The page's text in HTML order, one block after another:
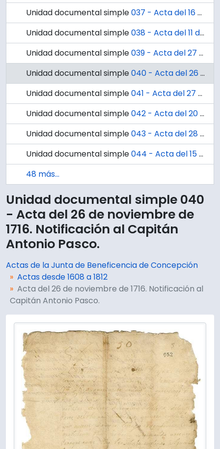
Unidad documental simple037 - Acta del 16 de abril de 1662.
Unidad documental simple038 - Acta del 11 de agosto de 1636.
Unidad documental simple039 - Acta del 27 de agosto de 1844. Don José María de Navarrete solicita orden de apercebimiento en contra del Administrador de Hospitales de la Junta de la Beneficencia de Concepción
Unidad documental simple040 - Acta del 26 de noviembre de 1716. Notificación al Capitán Antonio Pasco.
Unidad documental simple041 - Acta del 27 de junio de 1618.
Unidad documental simple042 - Acta del 20 de septiembre de 1718.
Unidad documental simple043 - Acta del 28 de septiembre de 1718
Unidad documental simple044 - Acta del 15 de octubre de 1718.
48 más...
Unidad documental simple 040
- Acta del 26 de noviembre de
1716. Notificación al Capitán
Antonio Pasco.
Actas de la Junta de Beneficencia de Concepción
Actas desde 1608 a 1812
Acta del 26 de noviembre de 1716. Notificación al
Capitán Antonio Pasco.